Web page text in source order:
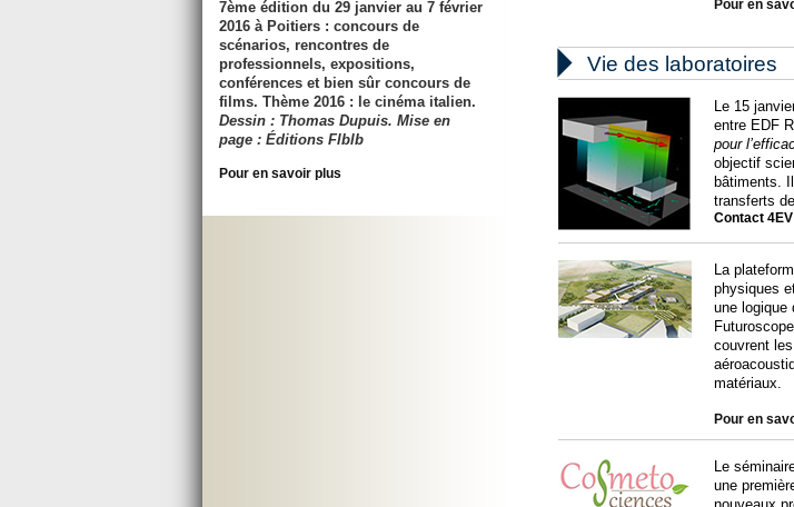
7ème édition du 29 janvier au 7 février
2016 à Poitiers : concours de
scénarios, rencontres de
professionnels, expositions,
conférences et bien sûr concours de
films. Thème 2016 : le cinéma italien.
Dessin : Thomas Dupuis. Mise en
page : Éditions Flblb
Pour en savoir plus
Pour en
 Vie des laboratoires
Le 15
entre EDF
pour
objectif
bâtiments.
transferts
Contact
La
physiques
une logique
couvrent
matériaux.
Pour en
Le
une